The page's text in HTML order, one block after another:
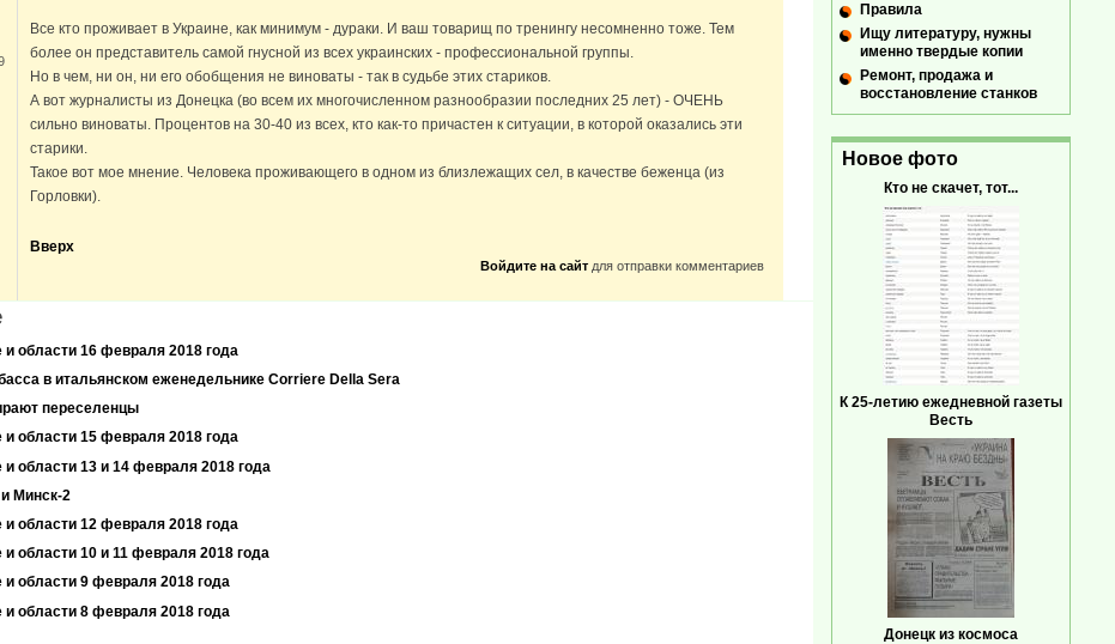
Все кто проживает в Украине, как минимум - дураки. И ваш товарищ по тренингу несомненно тоже. Тем
более он представитель самой гнусной из всех украинских - профессиональной группы.
Но в чем, ни он, ни его обобщения не виноваты - так в судьбе этих стариков.
А вот журналисты из Донецка (во всем их многочисленном разнообразии последних 25 лет) - ОЧЕНЬ
сильно виноваты. Процентов на 30-40 из всех, кто как-то причастен к ситуации, в которой оказались эти
старики.
Такое вот мое мнение. Человека проживающего в одном из близлежащих сел, в качестве беженца (из
Горловки).
Вверх
Войдите на сайтдля отправки комментариев
и области 16 февраля 2018 года
в итальянском еженедельнике Corriere Della Sera
переселенцы
и области 15 февраля 2018 года
области 13 и 14 февраля 2018 года
Минск-2
и области 12 февраля 2018 года
области 10 и 11 февраля 2018 года
и области 9 февраля 2018 года
и области 8 февраля 2018 года
Правила
Ищу литературу, нужны
именно твердые копии
Ремонт, продажа и
восстановление станков
Новое фото
Кто не скачет, тот...
К 25-летию ежедневной газеты
Весть
Донецк из космоса